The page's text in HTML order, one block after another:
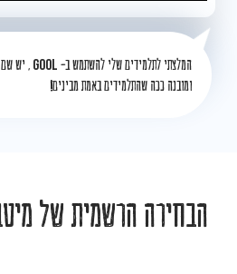
המלצתי לתלמידים שלי להשתמש ב- GOOL , יש
ומובנה ככה שהתלמידים באמת מבינים!
הבחירה הרשמית של